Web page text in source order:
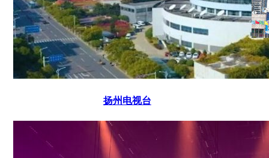
扬州电视台